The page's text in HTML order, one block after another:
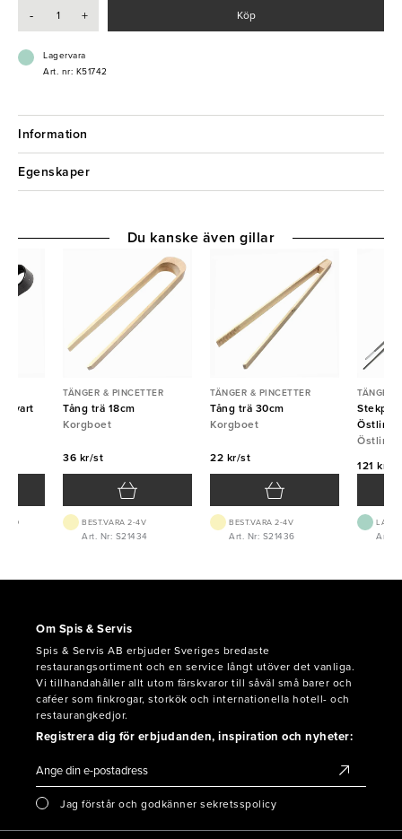
här hittar du passande redskap för alla de uppgifter som arbete i ett
erbjudit ett brett och attraktivt sortiment för hotell-, restaurang- och
cateringbranschen. I åtta produktkategorier erbjuder de praktiska
- + Köp
Lagervara
Art. nr: K51742
Information
Egenskaper
svart
1-2D
TÄNGER & PINCETTER
Tång trä 18cm
Korgboet
36 kr/st
BEST.VARA 2-4V
Art. Nr: S21434
TÄNGER & PINCETTER
Tång trä 30cm
Korgboet
22 kr/st
BEST.VARA 2-4V
Art. Nr: S21436
TÄNGER
Östlin
Östlin
121 kr/st
Art.
Du kanske även gillar
Om Spis & Servis
Spis & Servis AB erbjuder Sveriges bredaste
restaurangsortiment och en service långt utöver det vanliga.
Vi tillhandahåller allt utom färskvaror till såväl små barer och
caféer som finkrogar, storkök och internationella hotell- och
restaurangkedjor.
Registrera dig för erbjudanden, inspiration och nyheter:
Jag förstår och godkänner sekretsspolicy